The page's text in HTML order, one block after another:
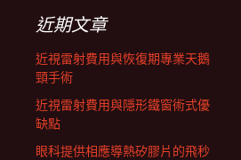
列近期文章
近視雷射費用與恢復期專業天鵝
頸手術
近視雷射費用與隱形鐵窗術式優
缺點
眼科提供相應導熱矽膠片的飛秒